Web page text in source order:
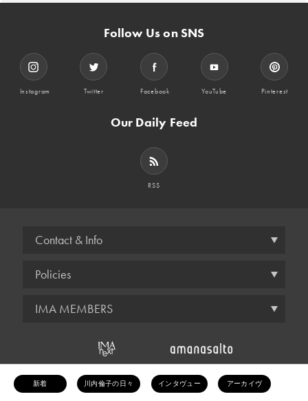
Follow Us on SNS
Instagram Twitter Facebook YouTube Pinterest
Our Daily Feed
RSS
Contact & Info
Policies
IMA MEMBERS
© amana inc.
新着 川内倫子の日々 インタヴュー アーカイヴ